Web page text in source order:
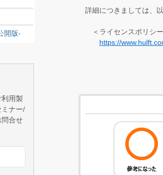
開版-
用製
ナー/
合せ
詳細につきましては、
＜ライセンスポリシ
https://